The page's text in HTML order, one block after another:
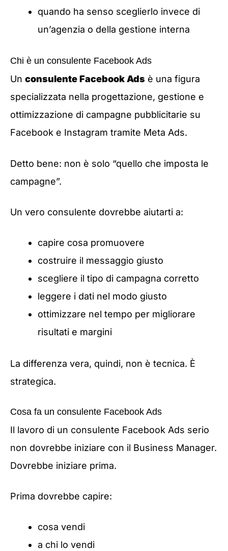
quando ha senso sceglierlo invece di
un’agenzia o della gestione interna
Chi è un consulente Facebook Ads
Un consulente Facebook Ads è una figura
specializzata nella progettazione, gestione e
ottimizzazione di campagne pubblicitarie su
Facebook e Instagram tramite Meta Ads.
Detto bene: non è solo “quello che imposta le
campagne”.
Un vero consulente dovrebbe aiutarti a:
capire cosa promuovere
costruire il messaggio giusto
scegliere il tipo di campagna corretto
leggere i dati nel modo giusto
ottimizzare nel tempo per migliorare
risultati e margini
La differenza vera, quindi, non è tecnica. È
strategica.
Cosa fa un consulente Facebook Ads
Il lavoro di un consulente Facebook Ads serio
non dovrebbe iniziare con il Business Manager.
Dovrebbe iniziare prima.
Prima dovrebbe capire:
cosa vendi
a chi lo vendi